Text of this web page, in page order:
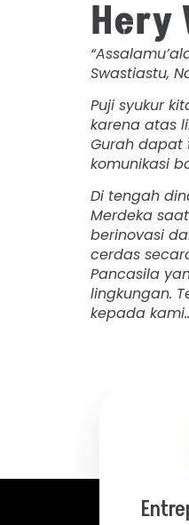
Hery
Swastiastu,
Puji syukur
karena atas
Gurah dapat
komunikasi
Di tengah
Merdeka
berinovasi
cerdas
Pancasila
lingkungan.
kepada